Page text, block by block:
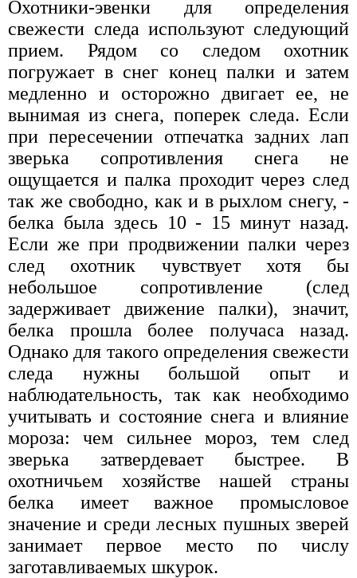
Охотники-эвенки для определения
свежести следа используют следующий
прием. Рядом со следом охотник
погружает в снег конец палки и затем
медленно и осторожно двигает ее, не
вынимая из снега, поперек следа. Если
при пересечении отпечатка задних лап
зверька сопротивления снега не
ощущается и палка проходит через след
так же свободно, как и в рыхлом снегу, -
белка была здесь 10 - 15 минут назад.
Если же при продвижении палки через
след охотник чувствует хотя бы
небольшое сопротивление (след
задерживает движение палки), значит,
белка прошла более получаса назад.
Однако для такого определения свежести
следа нужны большой опыт и
наблюдательность, так как необходимо
учитывать и состояние снега и влияние
мороза: чем сильнее мороз, тем след
зверька затвердевает быстрее. В
охотничьем хозяйстве нашей страны
белка имеет важное промысловое
значение и среди лесных пушных зверей
занимает первое место по числу
заготавливаемых шкурок.